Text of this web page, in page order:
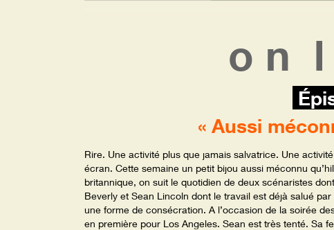
o n
« Aussi
Rire. Une activité plus que jamais salvatrice. Une
écran. Cette semaine un petit bijou aussi méconnu
britannique, on suit le quotidien de deux scénaristes
Beverly et Sean Lincoln dont le travail est déjà salué
une forme de consécration. A l’occasion de la soirée
en première pour Los Angeles. Sean est très tenté. Sa